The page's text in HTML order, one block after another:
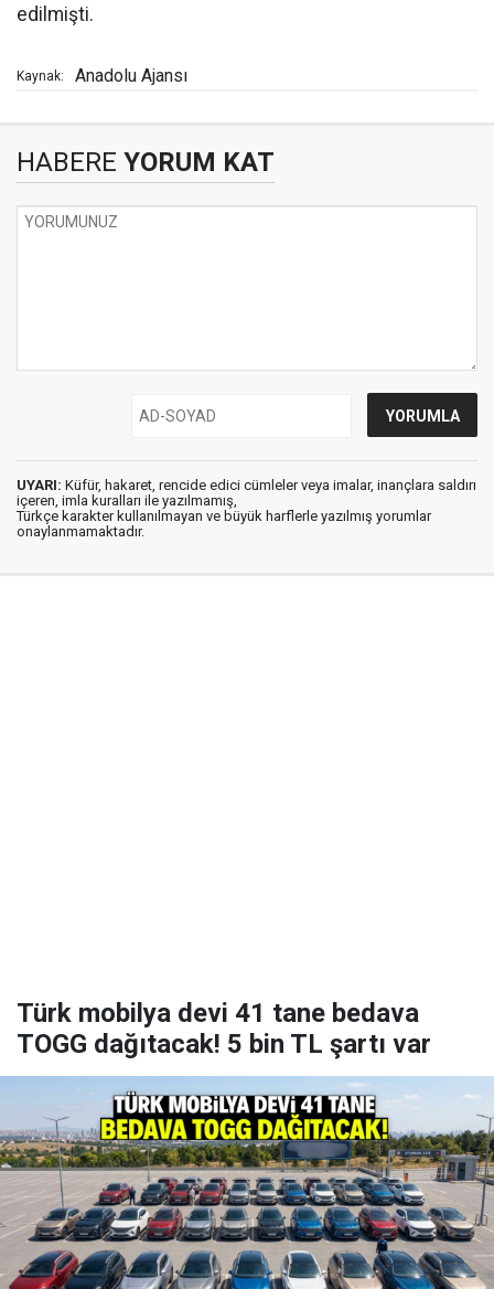
edilmişti.
Kaynak: Anadolu Ajansı
HABERE YORUM KAT
UYARI: Küfür, hakaret, rencide edici cümleler veya imalar, inançlara saldırı
içeren, imla kuralları ile yazılmamış,
Türkçe karakter kullanılmayan ve büyük harflerle yazılmış yorumlar
onaylanmamaktadır.
Türk mobilya devi 41 tane bedava
TOGG dağıtacak! 5 bin TL şartı var